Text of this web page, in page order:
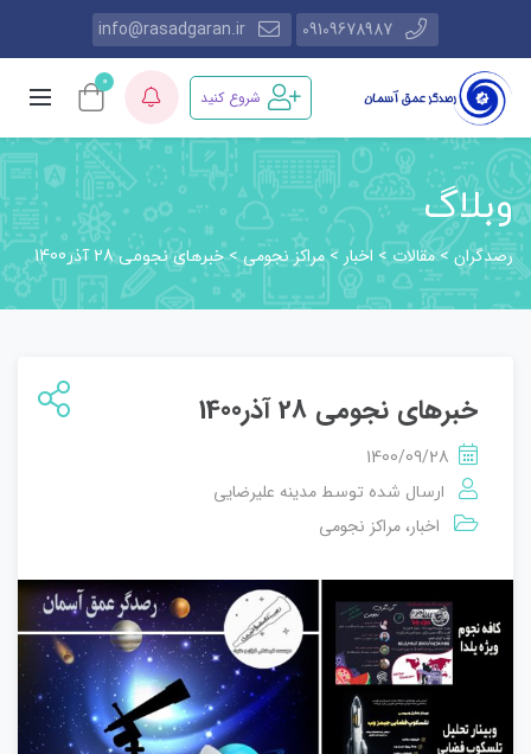
09109678987
info@rasadgaran.ir
شروع کنید
0
وبلاگ
رصدگران>مقالات> اخبار >مراکز نجومی>خبرهای نجومی 28 آذر1400
خبرهای نجومی 28 آذر1400
1400/09/28
ارسال شده توسط مدینه علیرضایی
اخبار، مراکز نجومی